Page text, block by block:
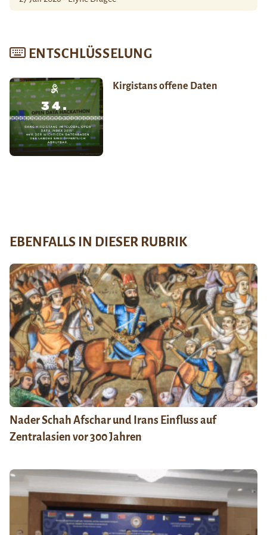
ENTSCHLÜSSELUNG
Kirgistans offene Daten
EBENFALLS IN DIESER RUBRIK
Nader Schah Afschar und Irans Einfluss auf
Zentralasien vor 300 Jahren